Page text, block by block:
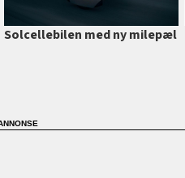
Solcellebilen med ny milepæl